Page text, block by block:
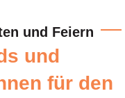
und Feiern
und
für den